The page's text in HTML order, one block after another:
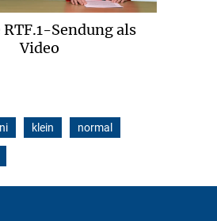
Sendung als
Video
klein normal